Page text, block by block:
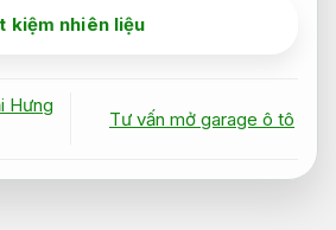
kiệm nhiên liệu
Hưng
Tư vấn mở garage ô tô